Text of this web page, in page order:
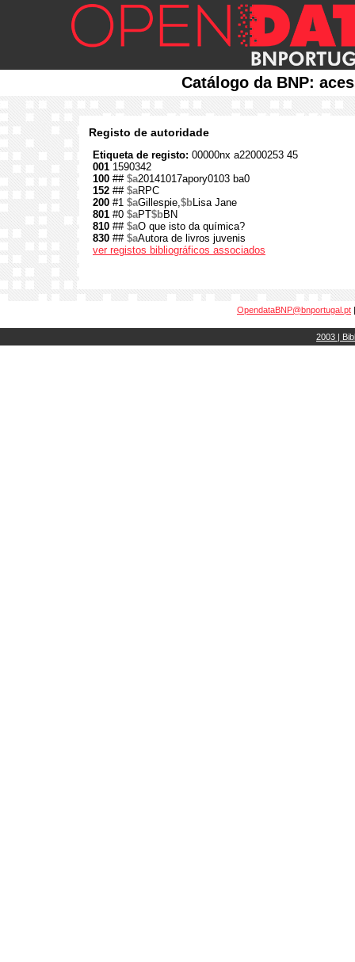
Catálogo da BNP:
Registo de autoridade
Etiqueta de registo: 00000nx a22000253 45
001 1590342
100 ## $a20141017apory0103 ba0
152 ## $aRPC
200 #1 $aGillespie,$bLisa Jane
801 #0 $aPT$bBN
810 ## $aO que isto da química?
830 ## $aAutora de livros juvenis
ver registos bibliográficos associados
OpendataBNP@bnportugal.pt
2003 |